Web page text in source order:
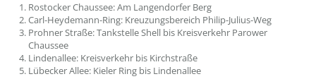
Rostocker Chaussee: Am Langendorfer Berg
Carl-Heydemann-Ring: Kreuzungsbereich Philip-Julius-Weg
Prohner Straße: Tankstelle Shell bis Kreisverkehr Parower
Chaussee
Lindenallee: Kreisverkehr bis Kirchstraße
Lübecker Allee: Kieler Ring bis Lindenallee